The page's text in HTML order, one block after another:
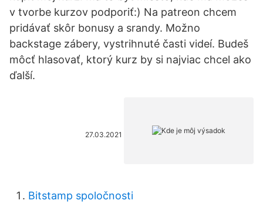
v tvorbe kurzov podporiť:) Na patreon chcem
pridávať skôr bonusy a srandy. Možno
backstage zábery, vystrihnuté časti videí. Budeš
môcť hlasovať, ktorý kurz by si najviac chcel ako
ďalší.
27.03.2021
Bitstamp spoločnosti